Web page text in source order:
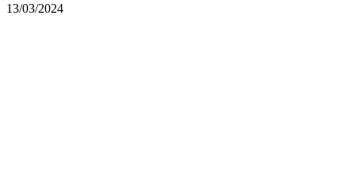
13/03/2024